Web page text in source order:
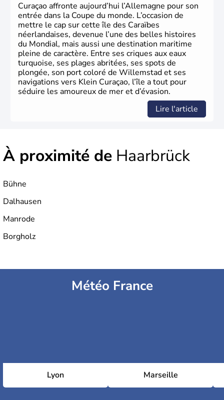
Curaçao affronte aujourd’hui l’Allemagne pour son
entrée dans la Coupe du monde. L’occasion de
mettre le cap sur cette île des Caraïbes
néerlandaises, devenue l’une des belles histoires
du Mondial, mais aussi une destination maritime
pleine de caractère. Entre ses criques aux eaux
turquoise, ses plages abritées, ses spots de
plongée, son port coloré de Willemstad et ses
navigations vers Klein Curaçao, l’île a tout pour
séduire les amoureux de mer et d’évasion.
Lire l'article
À proximité de Haarbrück
Bühne
Dalhausen
Manrode
Borgholz
Météo France
Lyon Marseille